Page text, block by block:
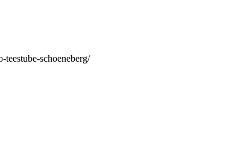
schoeneberg/